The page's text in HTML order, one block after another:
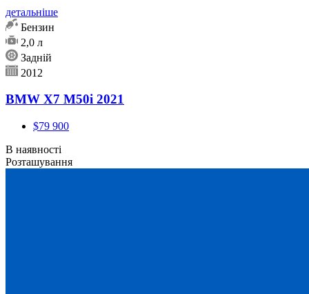
детальніше
Бензин
2,0 л
Задній
2012
BMW X7 M50i 2021
$79 900
В наявності
Розташування